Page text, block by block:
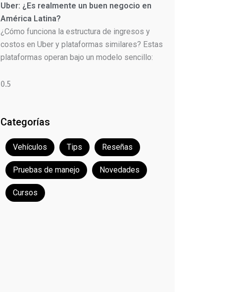
Uber: ¿Es realmente un buen negocio en
América Latina?
¿Cómo funciona la estructura de ingresos y
costos en Uber y plataformas similares? Estas
plataformas operan bajo un modelo sencillo:
Categorías
Vehículos Tips Reseñas
Pruebas de manejo Novedades
Cursos